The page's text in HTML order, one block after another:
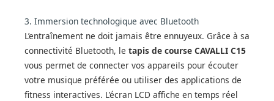
3. Immersion technologique avec Bluetooth
L’entraînement ne doit jamais être ennuyeux. Grâce à sa
connectivité Bluetooth, le tapis de course CAVALLI C15
vous permet de connecter vos appareils pour écouter
votre musique préférée ou utiliser des applications de
fitness interactives. L’écran LCD affiche en temps réel